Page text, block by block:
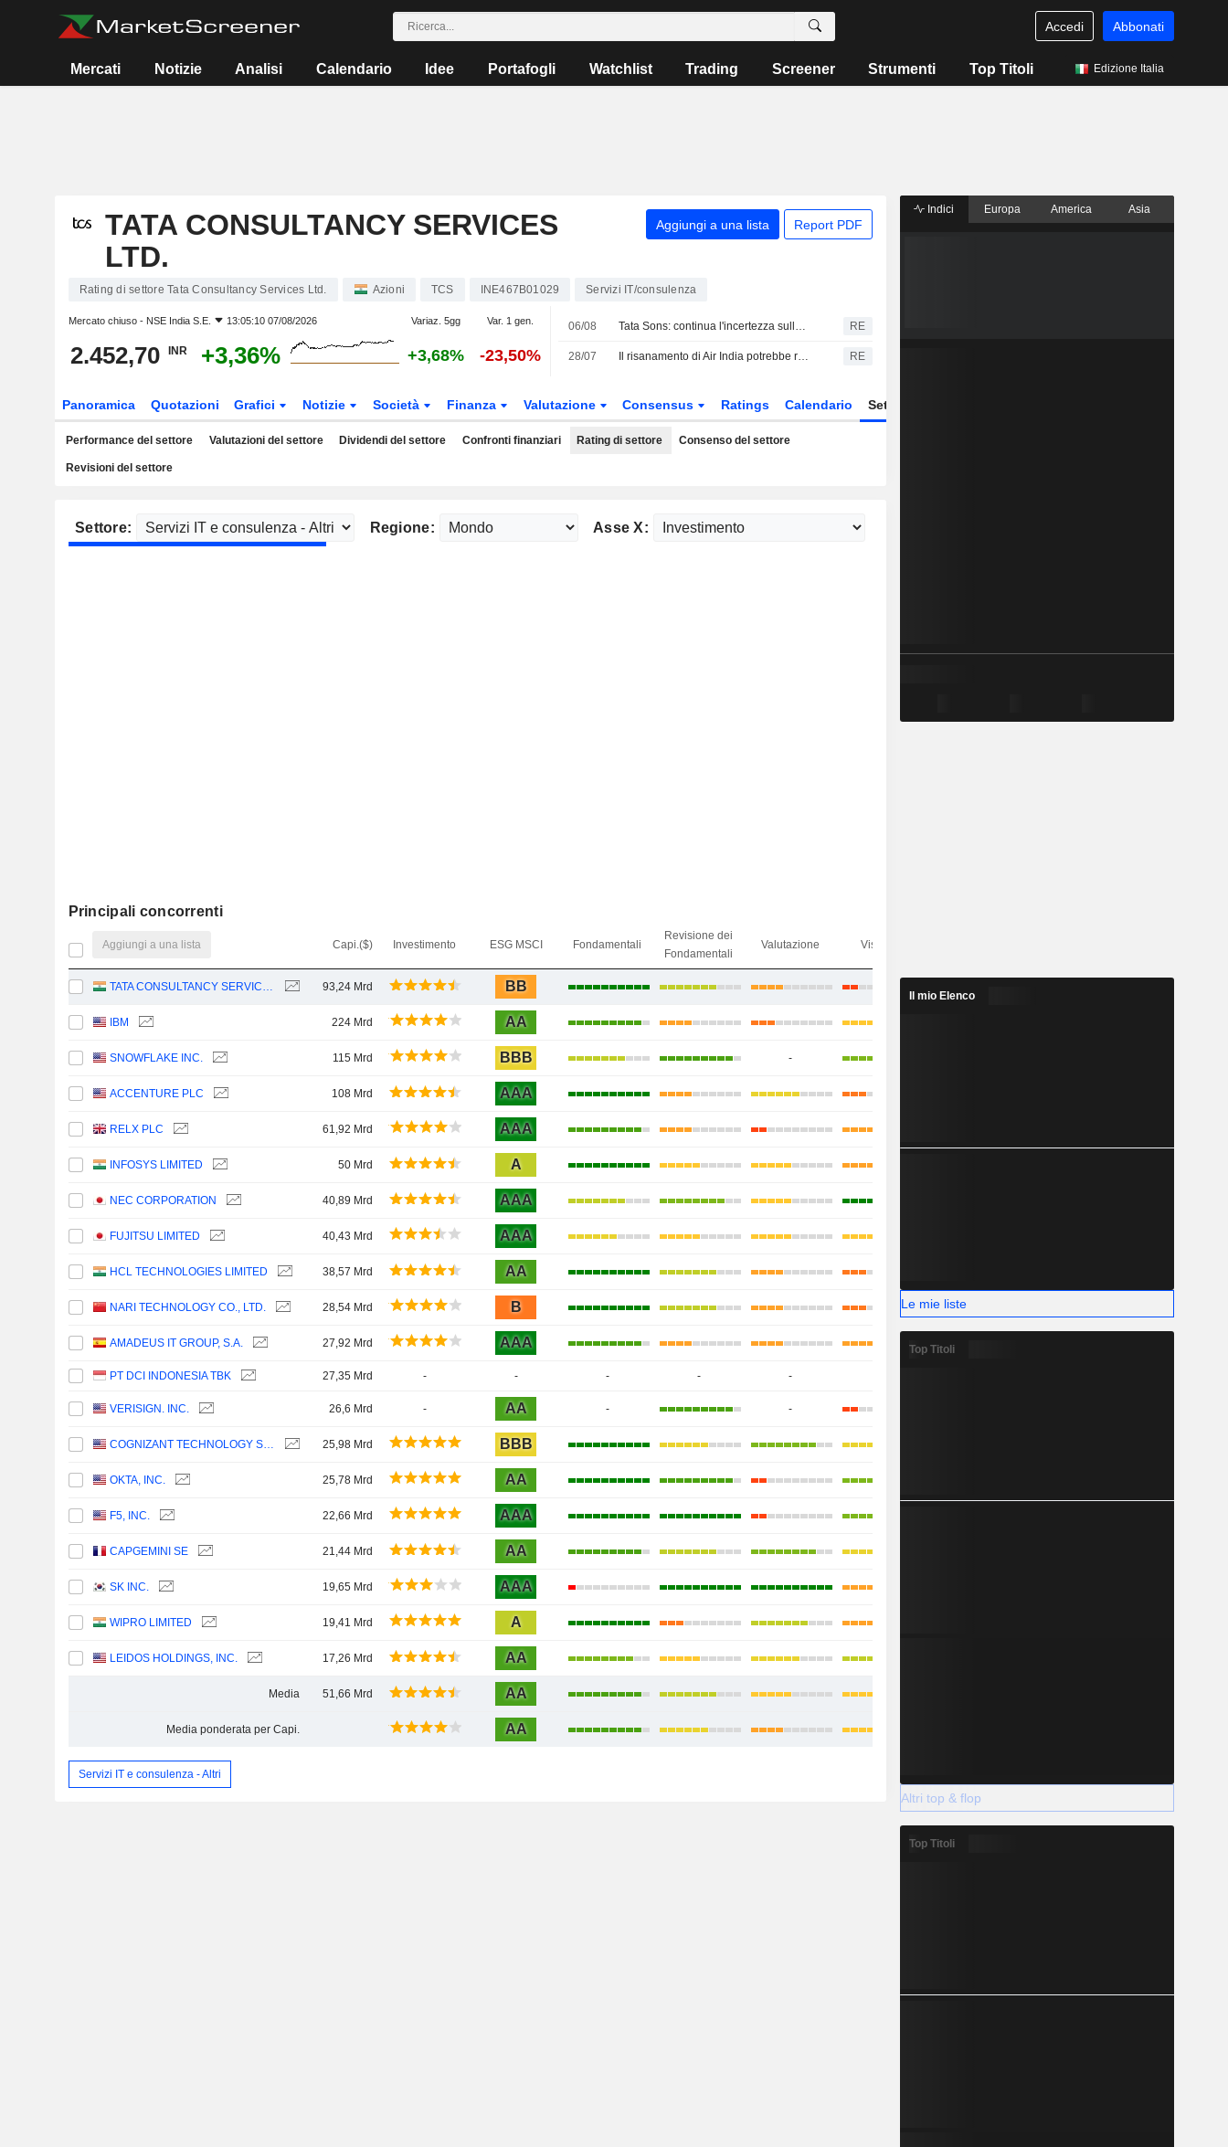
Accedi Abbonati
Mercati Notizie Analisi Calendario Idee Portafogli Watchlist Trading Screener Strumenti Top Titoli Edizione Italia
TATA CONSULTANCY SERVICES
LTD.
Aggiungi a una lista Report PDF
Rating di settore Tata Consultancy Services Ltd. Azioni TCS INE467B01029 Servizi IT/consulenza
Mercato chiuso - NSE India S.E. 13:05:10 07/08/2026 Variaz. 5gg Var. 1 gen.
2.452,70 INR +3,36% +3,68% -23,50%
06/08 Tata Sons: continua l'incertezza sulla quotazione dopo la classificazione della RBI RE
28/07 Il risanamento di Air India potrebbe richiedere fino a un decennio, secondo la proprietaria Tata Sons RE
Panoramica Quotazioni Grafici Notizie Società Finanza Valutazione Consensus Ratings Calendario Settore
Performance del settore Valutazioni del settore Dividendi del settore Confronti finanziari Rating di settore Consenso del settore
Revisioni del settore
Settore: Regione: Asse X:
Principali concorrenti
Aggiungi a una lista Capi.($) Investimento ESG MSCI Fondamentali
Revisione dei
Fondamentali
Valutazione Visibilità
TATA CONSULTANCY SERVICES LTD. 93,24 Mrd BB
IBM 224 Mrd AA
SNOWFLAKE INC. 115 Mrd BBB -
ACCENTURE PLC 108 Mrd AAA
RELX PLC 61,92 Mrd AAA
INFOSYS LIMITED 50 Mrd A
NEC CORPORATION 40,89 Mrd AAA
FUJITSU LIMITED 40,43 Mrd AAA
HCL TECHNOLOGIES LIMITED 38,57 Mrd AA
NARI TECHNOLOGY CO., LTD. 28,54 Mrd B
AMADEUS IT GROUP, S.A. 27,92 Mrd AAA
PT DCI INDONESIA TBK 27,35 Mrd - - - - -
VERISIGN. INC. 26,6 Mrd - AA - -
COGNIZANT TECHNOLOGY SOLUTIONS CORPORATION 25,98 Mrd BBB
OKTA, INC. 25,78 Mrd AA
F5, INC. 22,66 Mrd AAA
CAPGEMINI SE 21,44 Mrd AA
SK INC. 19,65 Mrd AAA
WIPRO LIMITED 19,41 Mrd A
LEIDOS HOLDINGS, INC. 17,26 Mrd AA
Media 51,66 Mrd AA
Media ponderata per Capi. AA
Servizi IT e consulenza - Altri
Indici Europa America Asia
Il mio Elenco
Le mie liste
Top Titoli
Altri top & flop
Top Titoli